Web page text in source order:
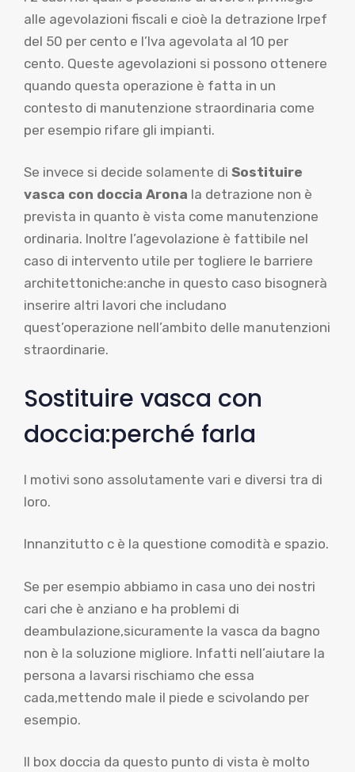
alle agevolazioni fiscali e cioè la detrazione Irpef
del 50 per cento e l’Iva agevolata al 10 per
cento. Queste agevolazioni si possono ottenere
quando questa operazione è fatta in un
contesto di manutenzione straordinaria come
per esempio rifare gli impianti.
Se invece si decide solamente di Sostituire
vasca con doccia Arona la detrazione non è
prevista in quanto è vista come manutenzione
ordinaria. Inoltre l’agevolazione è fattibile nel
caso di intervento utile per togliere le barriere
architettoniche:anche in questo caso bisognerà
inserire altri lavori che includano
quest’operazione nell’ambito delle manutenzioni
straordinarie.
Sostituire vasca con
doccia:perché farla
I motivi sono assolutamente vari e diversi tra di
loro.
Innanzitutto c è la questione comodità e spazio.
Se per esempio abbiamo in casa uno dei nostri
cari che è anziano e ha problemi di
deambulazione,sicuramente la vasca da bagno
non è la soluzione migliore. Infatti nell’aiutare la
persona a lavarsi rischiamo che essa
cada,mettendo male il piede e scivolando per
esempio.
Il box doccia da questo punto di vista è molto